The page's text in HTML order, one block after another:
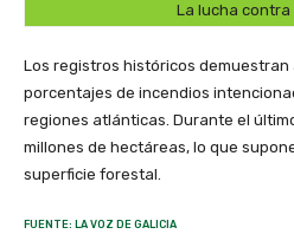
La lucha contra
Los registros históricos demuestran
porcentajes de incendios
regiones atlánticas. Durante el
millones de hectáreas, lo que
superficie forestal.
FUENTE: LA VOZ DE GALICIA